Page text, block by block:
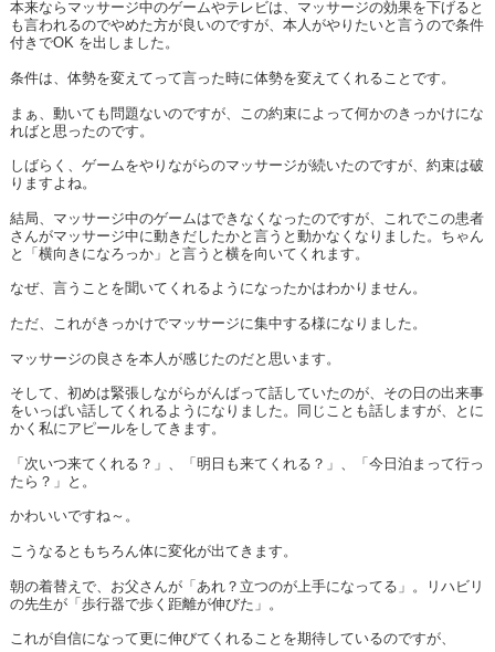
本来ならマッサージ中のゲームやテレビは、マッサージの効果を下げると
も言われるのでやめた方が良いのですが、本人がやりたいと言うので条件
付きでOK を出しました。
条件は、体勢を変えてって言った時に体勢を変えてくれることです。
まぁ、動いても問題ないのですが、この約束によって何かのきっかけにな
ればと思ったのです。
しばらく、ゲームをやりながらのマッサージが続いたのですが、約束は破
りますよね。
結局、マッサージ中のゲームはできなくなったのですが、これでこの患者
さんがマッサージ中に動きだしたかと言うと動かなくなりました。ちゃん
と「横向きになろっか」と言うと横を向いてくれます。
なぜ、言うことを聞いてくれるようになったかはわかりません。
ただ、これがきっかけでマッサージに集中する様になりました。
マッサージの良さを本人が感じたのだと思います。
そして、初めは緊張しながらがんばって話していたのが、その日の出来事
をいっぱい話してくれるようになりました。同じことも話しますが、とに
かく私にアピールをしてきます。
「次いつ来てくれる？」、「明日も来てくれる？」、「今日泊まって行っ
たら？」と。
かわいいですね～。
こうなるともちろん体に変化が出てきます。
朝の着替えで、お父さんが「あれ？立つのが上手になってる」。リハビリ
の先生が「歩行器で歩く距離が伸びた」。
これが自信になって更に伸びてくれることを期待しているのですが、